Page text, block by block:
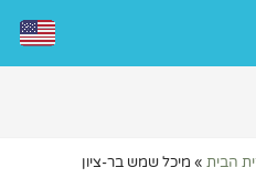
הבית » מיכל שמש בר-ציון